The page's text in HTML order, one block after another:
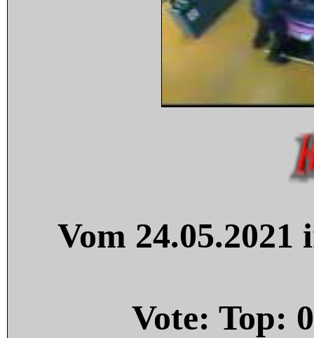
Vom
Vote: Top: 0